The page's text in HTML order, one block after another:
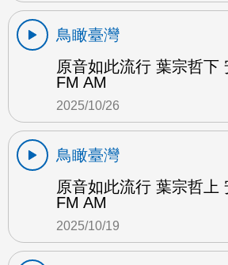
鳥瞰臺灣
原音如此流行 葉宗哲下
FM AM
2025/10/26
鳥瞰臺灣
原音如此流行 葉宗哲上
FM AM
2025/10/19